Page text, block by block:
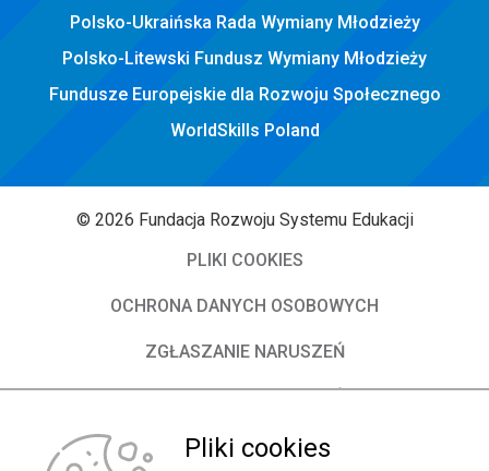
Polsko-Ukraińska Rada Wymiany Młodzieży
Polsko-Litewski Fundusz Wymiany Młodzieży
Fundusze Europejskie dla Rozwoju Społecznego
WorldSkills Poland
© 2026 Fundacja Rozwoju Systemu Edukacji
PLIKI COOKIES
OCHRONA DANYCH OSOBOWYCH
ZGŁASZANIE NARUSZEŃ
DEKLARACJA DOSTĘPNOŚCI
O Fundacji
Pliki cookies